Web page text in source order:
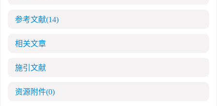
参考文献(14)
相关文章
施引文献
资源附件(0)